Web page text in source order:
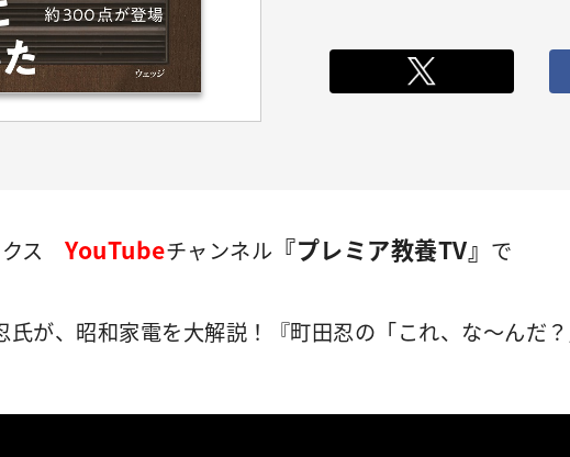
ス YouTubeチャンネル 『プレミア教養TV』 で
氏が、昭和家電を大解説！『町田忍の「これ、な～んだ